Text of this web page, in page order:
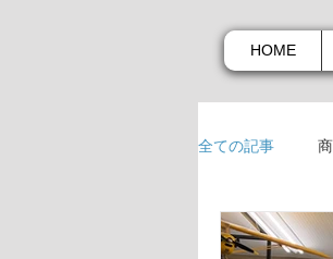
HOME
全ての記事
商品